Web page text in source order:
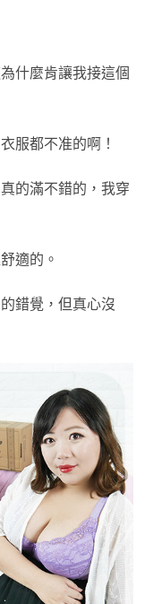
什麼肯讓我接這個
服都不准的啊！
的滿不錯的， 我穿
適的。
錯覺，但真心沒